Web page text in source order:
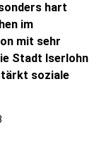
hart
im
mit sehr
Stadt Iserlohn
soziale